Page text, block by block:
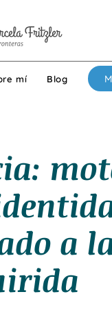
mí Blog
a